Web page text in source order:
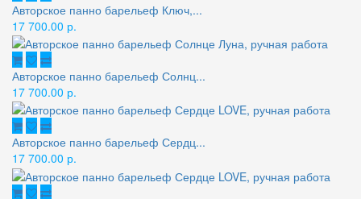
Авторское панно барельеф Ключ,...
17 700.00 р.
Авторское панно барельеф Солнц...
17 700.00 р.
Авторское панно барельеф Сердц...
17 700.00 р.